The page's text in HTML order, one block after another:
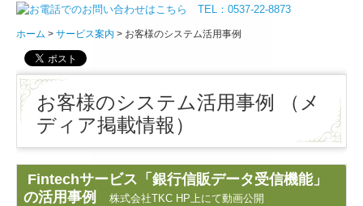
ごあいさつ
法人概要
アクセス
サービス案内
デジタル化支援
ホーム サービス案内 お客様のシステム活用事例
お客様のシステム活用事例
（メ
ディア掲載情報）
Fintechサービス「銀行信販データ受信機能」
の活用事例
株式会社TKC HP上にて動画公開